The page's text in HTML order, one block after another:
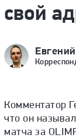
свой
Комментатор
что он
матча за